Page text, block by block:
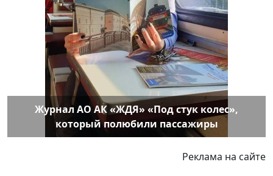
Журнал АО АК «ЖДЯ» «Под стук колес»,
который полюбили пассажиры
Реклама на сайте